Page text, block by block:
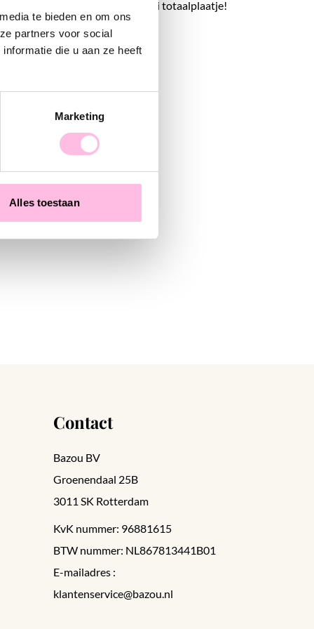
te bieden en om ons
partners voor social
die u aan ze heeft
Marketing
Alles toestaan
stalen kettinkjes voor een mooi totaalplaatje!
Contact
Bazou BV
Groenendaal 25B
3011 SK Rotterdam
KvK nummer: 96881615
BTW nummer: NL867813441B01
E-mailadres :
klantenservice@bazou.nl